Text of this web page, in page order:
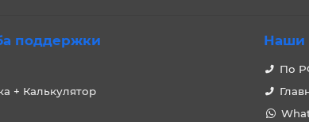
поддержки
+ Калькулятор
Наши
По